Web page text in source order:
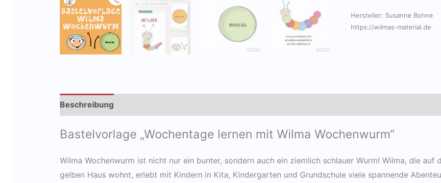
Wochentage
Hersteller: Susanne Bohne
https://wilmas-material.de
Beschreibung
Bastelvorlage „Wochentage lernen mit Wilma Wochenwurm“
Wilma Wochenwurm ist nicht nur ein bunter, sondern auch ein ziemlich schlauer Wurm! Wilma, die auf
gelben Haus wohnt, erlebt mit Kindern in Kita, Kindergarten und Grundschule viele spannende